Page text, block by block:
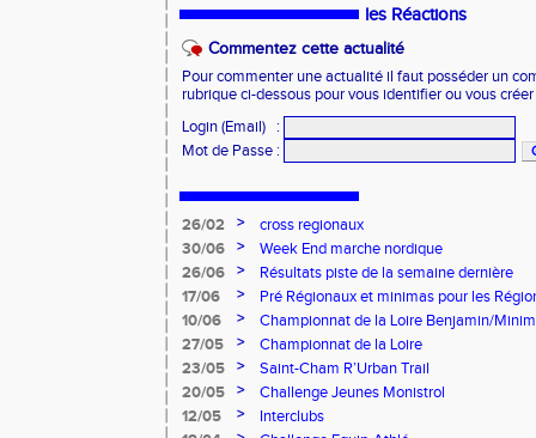
les Réactions
Commentez cette actualité
Pour commenter une actualité il faut posséder un
rubrique ci-dessous pour vous identifier ou vous
Login (Email)
:
Mot de Passe :
26/02 >
cross regionaux
30/06
>
Week End marche nordique
26/06
>
Résultats piste de la semaine dernière
17/06
>
Pré Régionaux et minimas pour les
10/06
>
Championnat de la Loire Benjamin/
27/05
>
Championnat de la Loire
23/05
>
Saint-Cham R’Urban Trail
20/05
>
Challenge Jeunes Monistrol
12/05
>
Interclubs